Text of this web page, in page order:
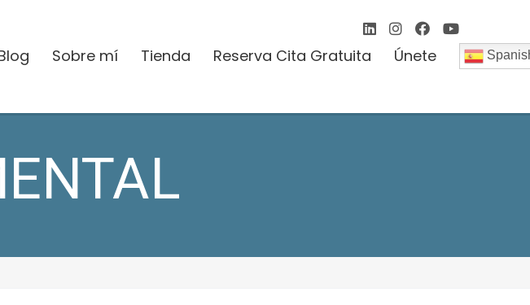
Sobre mí Tienda Reserva Cita Gratuita Únete